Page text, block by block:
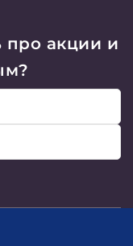
про акции и